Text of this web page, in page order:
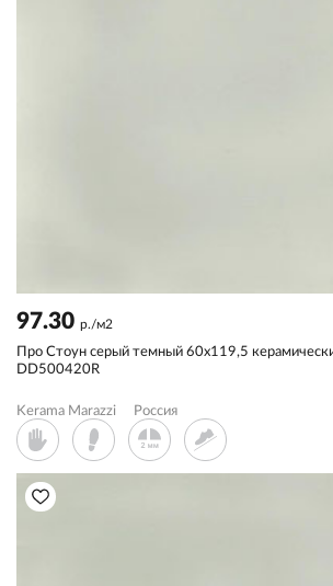
97.30 р./м2
Про Стоун серый темный 60x119,5
DD500420R
Kerama Marazzi Россия